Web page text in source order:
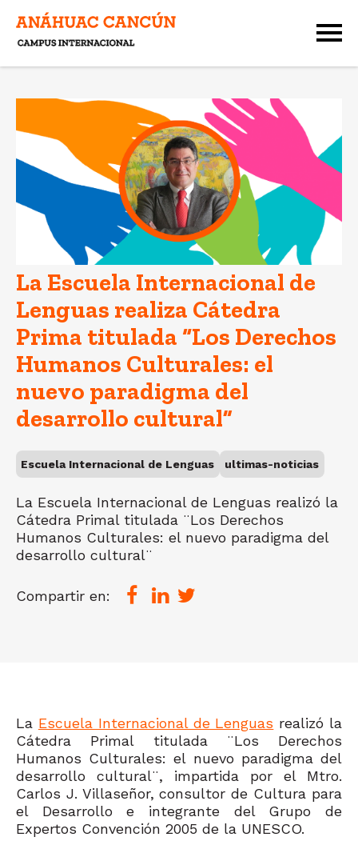
La Escuela Internacional de
Lenguas realiza Cátedra
Prima titulada “Los Derechos
Humanos Culturales: el
nuevo paradigma del
desarrollo cultural”
Escuela Internacional de Lenguas ultimas-noticias
La Escuela Internacional de Lenguas realizó la
Cátedra Primal titulada ¨Los Derechos
Humanos Culturales: el nuevo paradigma del
desarrollo cultural¨
Compartir en:
La Escuela Internacional de Lenguas realizó la
Cátedra Primal titulada ¨Los Derechos
Humanos Culturales: el nuevo paradigma del
desarrollo cultural¨, impartida por el Mtro.
Carlos J. Villaseñor, consultor de Cultura para
el Desarrollo e integrante del Grupo de
Expertos Convención 2005 de la UNESCO.